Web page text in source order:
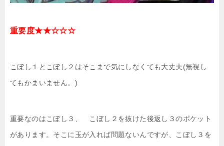
重要度★★☆☆☆
こぼし１とこぼし２はそこまで気にしなくても大丈夫(無視し
てもかまいません。)
重要なのはこぼし３、 こぼし２を抜けた後返し３のポケット
があります。そこに玉が入れば問題ないんですが、こぼし３を